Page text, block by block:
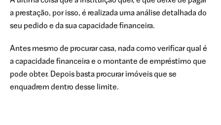
a prestação, por isso, é realizada uma análise detalhada do
seu pedido e da sua capacidade financeira.
Antes mesmo de procurar casa, nada como verificar qual é
a capacidade financeira e o montante de empréstimo que
pode obter. Depois basta procurar imóveis que se
enquadrem dentro desse limite.